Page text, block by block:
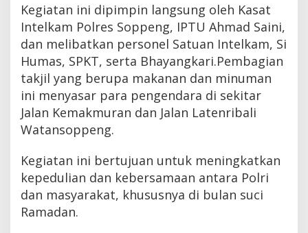
Kegiatan ini dipimpin langsung oleh Kasat
Intelkam Polres Soppeng, IPTU Ahmad Saini,
dan melibatkan personel Satuan Intelkam, Si
Humas, SPKT, serta Bhayangkari.Pembagian
takjil yang berupa makanan dan minuman
ini menyasar para pengendara di sekitar
Jalan Kemakmuran dan Jalan Latenribali
Watansoppeng.
Kegiatan ini bertujuan untuk meningkatkan
kepedulian dan kebersamaan antara Polri
dan masyarakat, khususnya di bulan suci
Ramadan.